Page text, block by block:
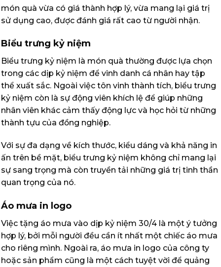
món quà vừa có giá thành hợp lý, vừa mang lại giá trị
sử dụng cao, được đánh giá rất cao từ người nhận.
Biểu trưng kỷ niệm
Biểu trưng kỷ niệm là món quà thường được lựa chọn
trong các dịp kỷ niệm để vinh danh cá nhân hay tập
thể xuất sắc. Ngoài việc tôn vinh thành tích, biểu trưng
kỷ niệm còn là sự động viên khích lệ để giúp những
nhân viên khác cảm thấy động lực và học hỏi từ những
thành tựu của đồng nghiệp.
Với sự đa dạng về kích thước, kiểu dáng và khả năng in
ấn trên bề mặt, biểu trưng kỷ niệm không chỉ mang lại
sự sang trọng mà còn truyền tải những giá trị tinh thần
quan trọng của nó.
Áo mưa in logo
Việc tặng áo mưa vào dịp kỷ niệm 30/4 là một ý tưởng
hợp lý, bởi mỗi người đều cần ít nhất một chiếc áo mưa
cho riêng mình. Ngoài ra, áo mưa in logo của công ty
hoặc sản phẩm cũng là một cách tuyệt vời để quảng